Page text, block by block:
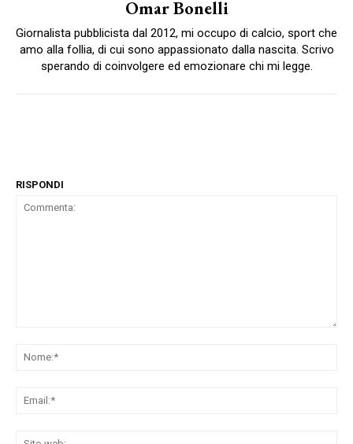
Omar Bonelli
Giornalista pubblicista dal 2012, mi occupo di calcio, sport che
amo alla follia, di cui sono appassionato dalla nascita. Scrivo
sperando di coinvolgere ed emozionare chi mi legge.
RISPONDI